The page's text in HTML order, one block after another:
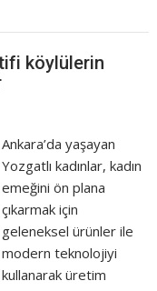
köylülerin
Ankara’da yaşayan
Yozgatlı kadınlar, kadın
emeğini ön plana
çıkarmak için
geleneksel ürünler ile
modern teknolojiyi
kullanarak üretim